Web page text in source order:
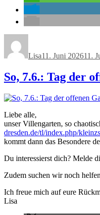
Lisa11. Juni 202611.
So, 7.6.: Tag der
Liebe alle,
unser Villengarten, so
dresden.de/tl/index.php/
kommt dann das Besondere
Du interessierst dich? Melde
Zudem suchen wir noch
Ich freue mich auf eure
Lisa